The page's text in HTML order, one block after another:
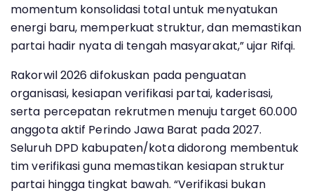
momentum konsolidasi total untuk menyatukan
energi baru, memperkuat struktur, dan memastikan
partai hadir nyata di tengah masyarakat,” ujar Rifqi.
Rakorwil 2026 difokuskan pada penguatan
organisasi, kesiapan verifikasi partai, kaderisasi,
serta percepatan rekrutmen menuju target 60.000
anggota aktif Perindo Jawa Barat pada 2027.
Seluruh DPD kabupaten/kota didorong membentuk
tim verifikasi guna memastikan kesiapan struktur
partai hingga tingkat bawah. “Verifikasi bukan